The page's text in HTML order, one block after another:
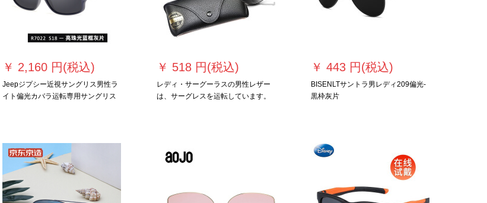
￥ 2,160 円(税込)
Jeepジプシー近視サングリス男性ラ
イト偏光カバラ运転専用サングリス
￥ 518 円(税込)
レディ・サーグーラスの男性レザー
は、サーグレスを运転しています。
￥ 443 円(税込)
BISENLTサントラ男レディ209偏光-
黒枠灰片